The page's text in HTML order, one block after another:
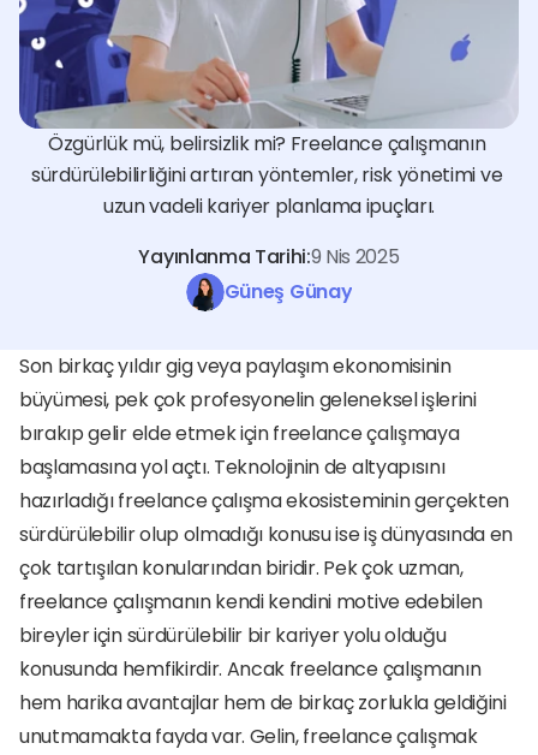
Özgürlük mü, belirsizlik mi? Freelance çalışmanın
sürdürülebilirliğini artıran yöntemler, risk yönetimi ve
uzun vadeli kariyer planlama ipuçları.
Yayınlanma Tarihi:9 Nis 2025
Güneş Günay
Son birkaç yıldır gig veya paylaşım ekonomisinin
büyümesi, pek çok profesyonelin geleneksel işlerini
bırakıp gelir elde etmek için freelance çalışmaya
başlamasına yol açtı. Teknolojinin de altyapısını
hazırladığı freelance çalışma ekosisteminin gerçekten
sürdürülebilir olup olmadığı konusu ise iş dünyasında en
çok tartışılan konularından biridir. Pek çok uzman,
freelance çalışmanın kendi kendini motive edebilen
bireyler için sürdürülebilir bir kariyer yolu olduğu
konusunda hemfikirdir. Ancak freelance çalışmanın
hem harika avantajlar hem de birkaç zorlukla geldiğini
unutmamakta fayda var. Gelin, freelance çalışmak